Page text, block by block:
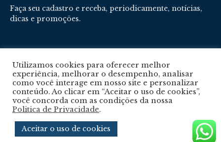
Faça seu cadastro e receba, periodicamente, notícias,
dicas e promoções.
Cadastre-se aqui
Política De Privacidade
© 2024 © Revista Circuito. Todos os Direitos Reservados. Desenvolvido com
Utilizamos cookies para oferecer melhor
experiência, melhorar o desempenho, analisar
como você interage em nosso site e personalizar
conteúdo. Ao clicar em “Aceitar o uso de cookies”,
você concorda com as condições da nossa
Politica de Privacidade.
Aceitar o uso de cookies